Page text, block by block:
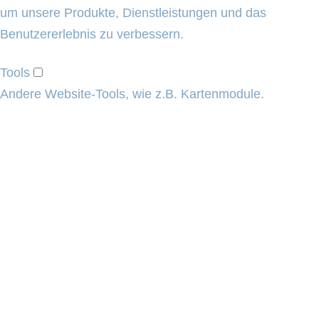
um unsere Produkte, Dienstleistungen und das
Benutzererlebnis zu verbessern.
Tools
Andere Website-Tools, wie z.B. Kartenmodule.